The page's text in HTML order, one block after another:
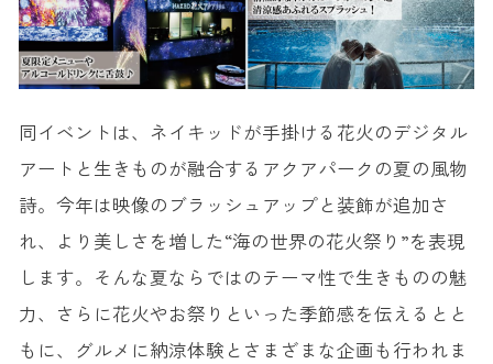
同イベントは、ネイキッドが手掛ける花火のデジタル
アートと生きものが融合するアクアパークの夏の風物
詩。今年は映像のブラッシュアップと装飾が追加さ
れ、より美しさを増した“海の世界の花火祭り”を表現
します。そんな夏ならではのテーマ性で生きものの魅
力、さらに花火やお祭りといった季節感を伝えるとと
もに、グルメに納涼体験とさまざまな企画も行われま